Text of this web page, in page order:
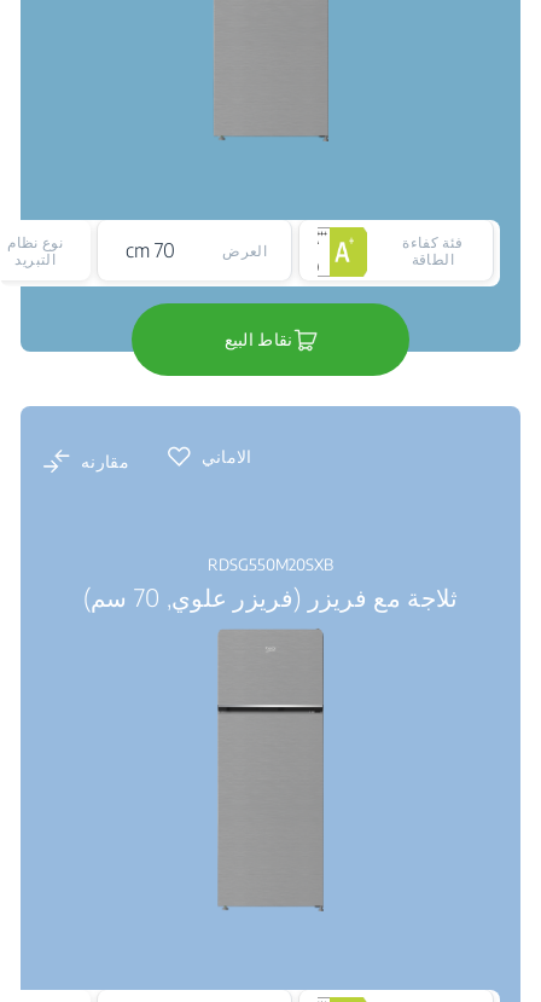
فئة كفاءة
الطاقة
العرض 70 cm
نوع نظام
التبريد
نقاط البيع
الاماني مقارنه
RDSG550M20SXB
ثلاجة مع فريزر (فريزر علوي, 70 سم)